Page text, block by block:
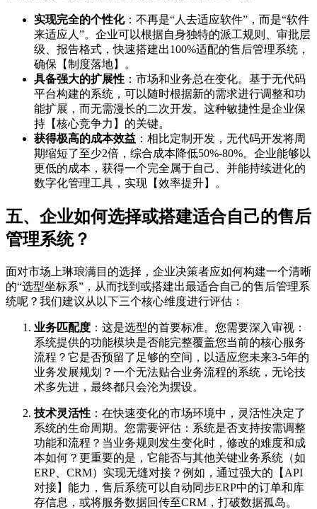
实现完全的个性化：不再是“人去适应软件”，而是“软件
来适应人”。企业可以根据自身独特的派工规则、审批层
级、报告格式，快速搭建出100%适配的售后管理系统，
确保【制度落地】。
具备强大的扩展性 ：市场和业务总在变化。基于无代码
平台构建的系统，可以随时根据新的需求进行调整和功
能扩展，而无需漫长的二次开发。这种敏捷性是企业保
持【核心竞争力】的关键。
获得极高的成本效益 ：相比定制开发，无代码开发将周
期缩短了至少2倍，综合成本降低50%-80%。企业能够以
更低的成本，获得一个完全属于自己、并能持续进化的
数字化管理工具，实现【效率提升】。
五、企业如何选择或搭建适合自己的售后
管理系统？
面对市场上琳琅满目的选择，企业决策者应如何构建一个清晰
的“选型坐标系”，从而找到或搭建出最适合自己的售后管理系
统呢？我们建议从以下三个核心维度进行评估：
业务匹配度 ：这是选型的首要标准。您需要深入审视：
系统提供的功能模块是否能完整覆盖您当前的核心服务
流程？它是否预留了足够的空间，以适应您未来3-5年的
业务发展规划？一个无法贴合业务流程的系统，无论技
术多先进，最终都只会沦为摆设。
技术灵活性 ：在快速变化的市场环境中，灵活性决定了
系统的生命周期。您需要评估：系统是否支持按需调整
功能和流程？当业务规则发生变化时，修改的难度和成
本如何？更重要的是，它能否与其他关键业务系统（如
ERP、CRM）实现无缝对接？例如，通过强大的【API
对接】能力，售后系统可以自动同步ERP中的订单和库
存信息，或将服务数据回传至CRM，打破数据孤岛。